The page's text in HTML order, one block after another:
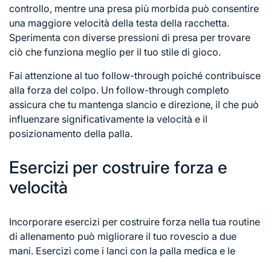
controllo, mentre una presa più morbida può consentire
una maggiore velocità della testa della racchetta.
Sperimenta con diverse pressioni di presa per trovare
ciò che funziona meglio per il tuo stile di gioco.
Fai attenzione al tuo follow-through poiché contribuisce
alla forza del colpo. Un follow-through completo
assicura che tu mantenga slancio e direzione, il che può
influenzare significativamente la velocità e il
posizionamento della palla.
Esercizi per costruire forza e
velocità
Incorporare esercizi per costruire forza nella tua routine
di allenamento può migliorare il tuo rovescio a due
mani. Esercizi come i lanci con la palla medica e le